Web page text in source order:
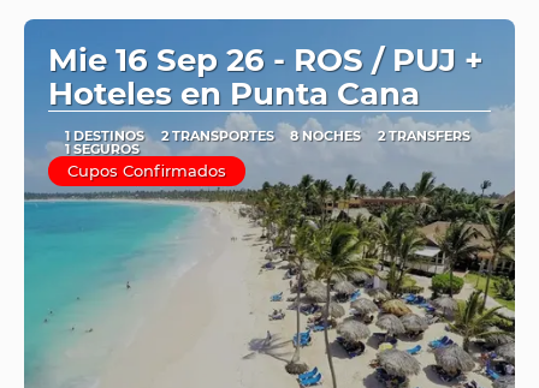
Mie 16 Sep 26 - ROS / PUJ +
Hoteles en Punta Cana
1 DESTINOS 2 TRANSPORTES 8 NOCHES 2 TRANSFERS
1 SEGUROS
Cupos Confirmados